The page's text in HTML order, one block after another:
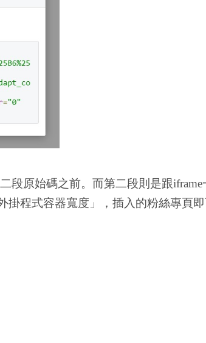
原始碼之前。而第二段則是跟
程式容器寬度」，插入的粉絲專頁